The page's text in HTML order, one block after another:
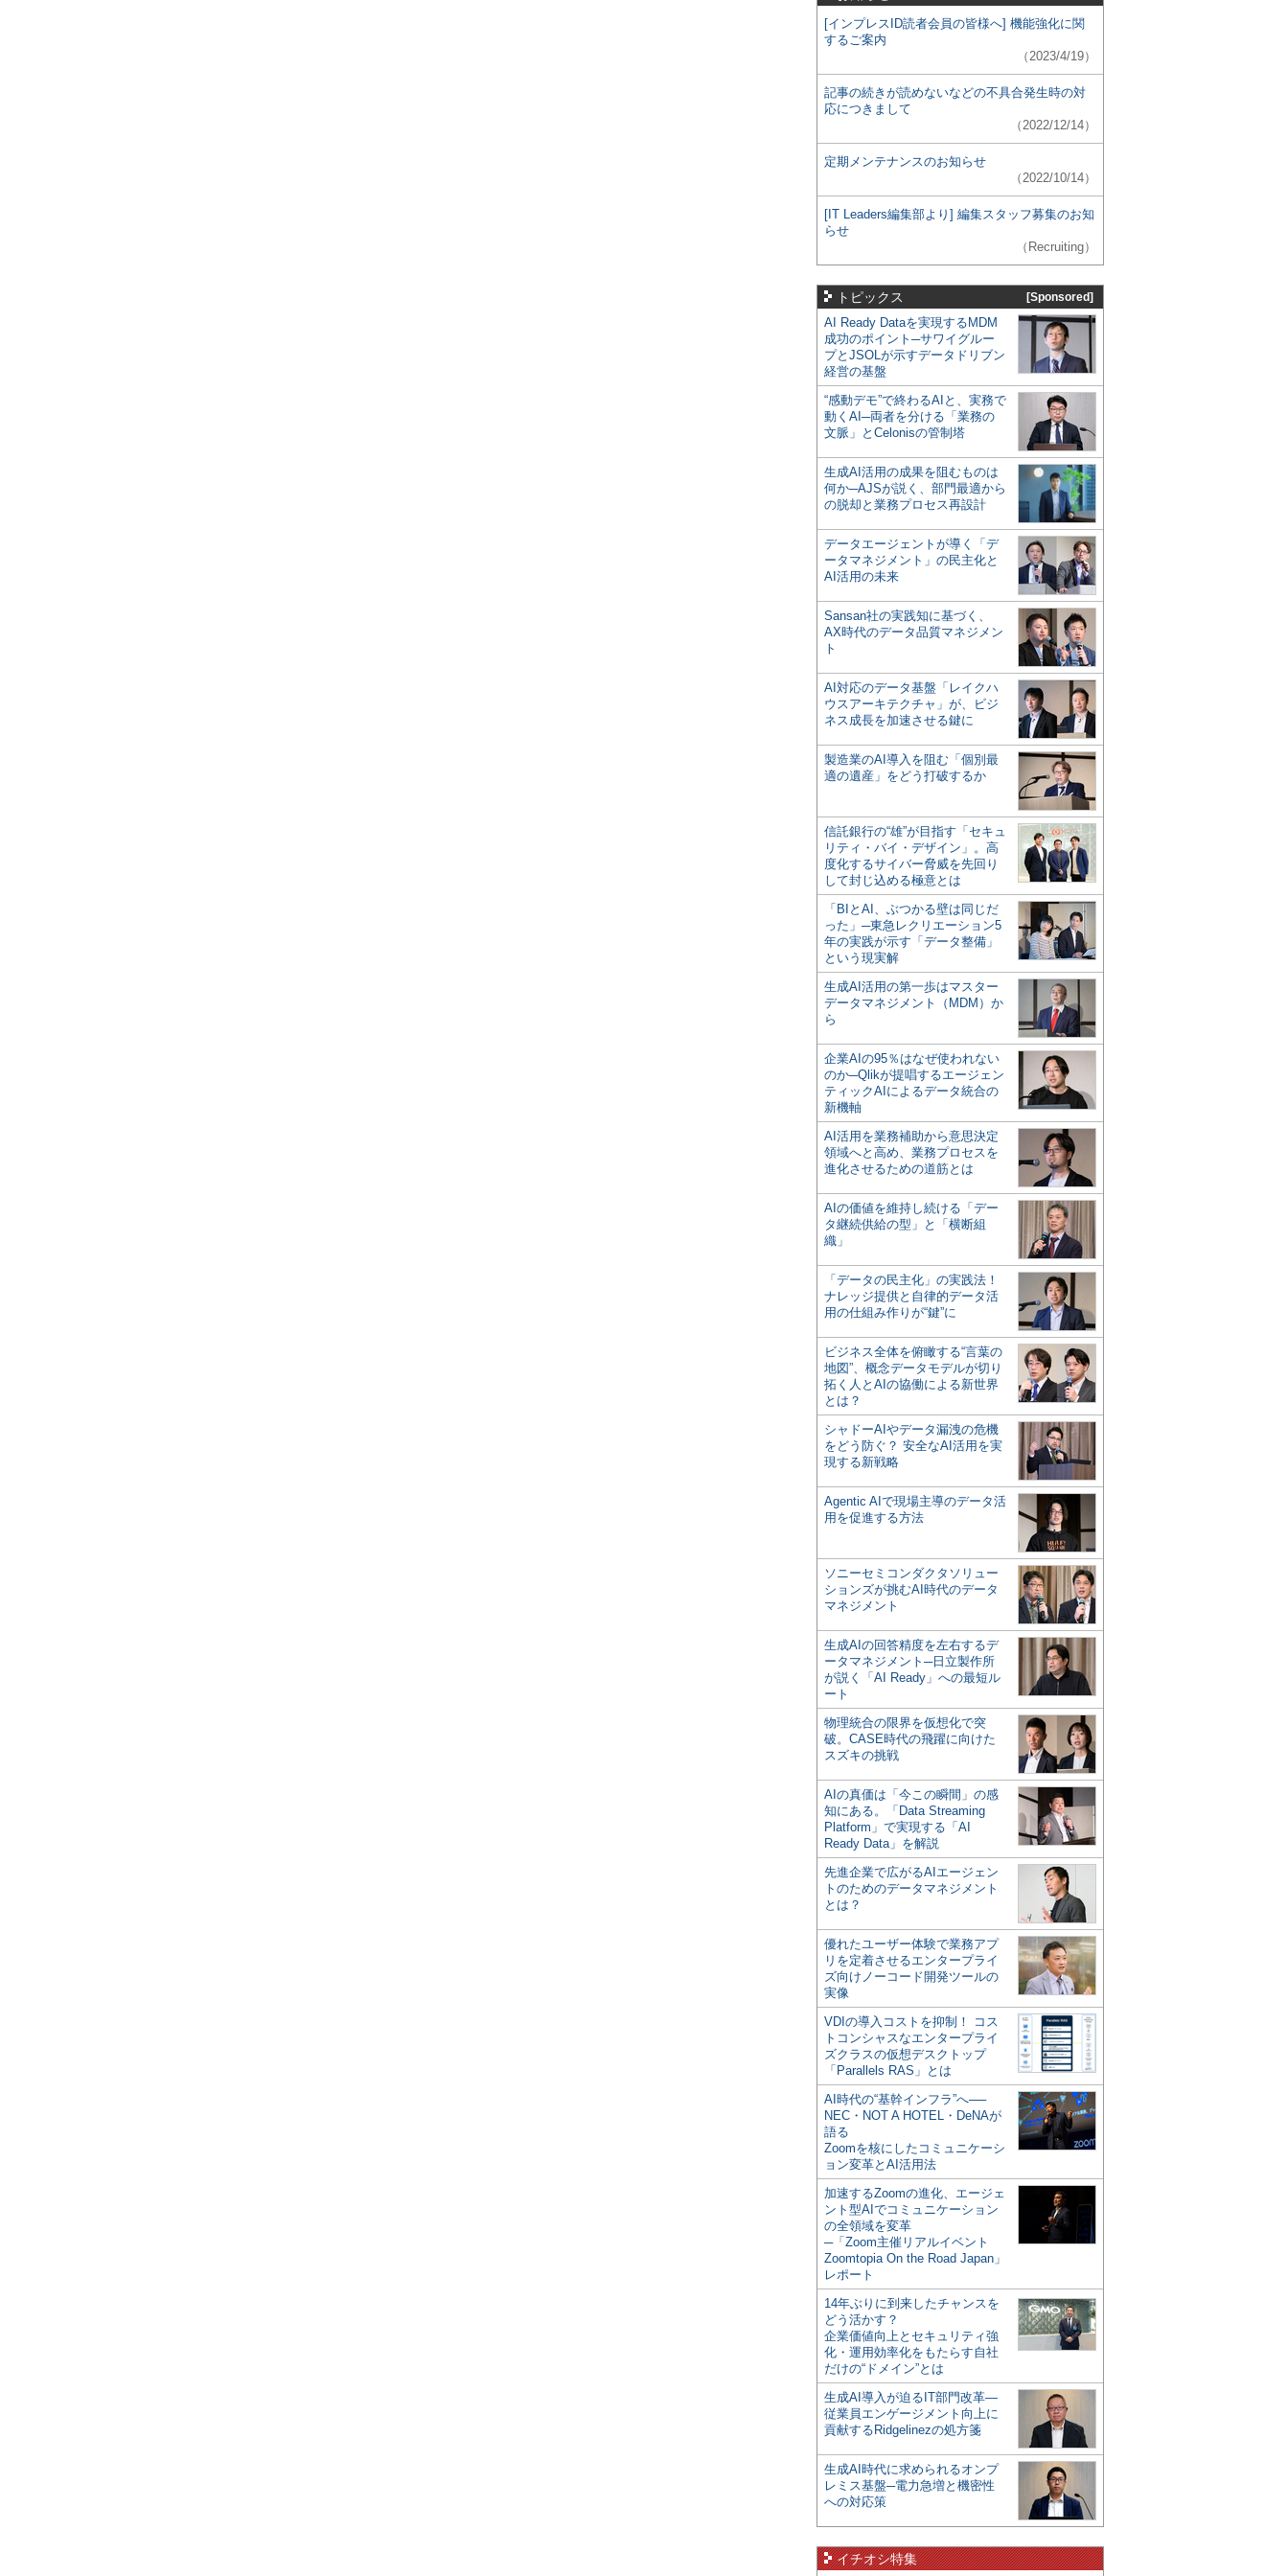
[インプレスID読者会員の皆様へ] 機能強化に関
するご案内
（2023/4/19）
記事の続きが読めないなどの不具合発生時の対
応につきまして
（2022/12/14）
定期メンテナンスのお知らせ
（2022/10/14）
[IT Leaders編集部より] 編集スタッフ募集のお知
らせ
（Recruiting）
トピックス [Sponsored]
AI Ready Dataを実現するMDM
成功のポイント─サワイグルー
プとJSOLが示すデータドリブン
経営の基盤
“感動デモ”で終わるAIと、実務で
動くAI─両者を分ける「業務の
文脈」とCelonisの管制塔
生成AI活用の成果を阻むものは
何か─AJSが説く、部門最適から
の脱却と業務プロセス再設計
データエージェントが導く「デ
ータマネジメント」の民主化と
AI活用の未来
Sansan社の実践知に基づく、
AX時代のデータ品質マネジメン
ト
AI対応のデータ基盤「レイクハ
ウスアーキテクチャ」が、ビジ
ネス成長を加速させる鍵に
製造業のAI導入を阻む「個別最
適の遺産」をどう打破するか
信託銀行の“雄”が目指す「セキュ
リティ・バイ・デザイン」。高
度化するサイバー脅威を先回り
して封じ込める極意とは
「BIとAI、ぶつかる壁は同じだ
った」─東急レクリエーション5
年の実践が示す「データ整備」
という現実解
生成AI活用の第一歩はマスター
データマネジメント（MDM）か
ら
企業AIの95％はなぜ使われない
のか─Qlikが提唱するエージェン
ティックAIによるデータ統合の
新機軸
AI活用を業務補助から意思決定
領域へと高め、業務プロセスを
進化させるための道筋とは
AIの価値を維持し続ける「デー
タ継続供給の型」と「横断組
織」
「データの民主化」の実践法！
ナレッジ提供と自律的データ活
用の仕組み作りが“鍵”に
ビジネス全体を俯瞰する“言葉の
地図”、概念データモデルが切り
拓く人とAIの協働による新世界
とは？
シャドーAIやデータ漏洩の危機
をどう防ぐ？ 安全なAI活用を実
現する新戦略
Agentic AIで現場主導のデータ活
用を促進する方法
ソニーセミコンダクタソリュー
ションズが挑むAI時代のデータ
マネジメント
生成AIの回答精度を左右するデ
ータマネジメント─日立製作所
が説く「AI Ready」への最短ル
ート
物理統合の限界を仮想化で突
破。CASE時代の飛躍に向けた
スズキの挑戦
AIの真価は「今この瞬間」の感
知にある。「Data Streaming
Platform」で実現する「AI
Ready Data」を解説
先進企業で広がるAIエージェン
トのためのデータマネジメント
とは？
優れたユーザー体験で業務アプ
リを定着させるエンタープライ
ズ向けノーコード開発ツールの
実像
VDIの導入コストを抑制！ コス
トコンシャスなエンタープライ
ズクラスの仮想デスクトップ
「Parallels RAS」とは
AI時代の“基幹インフラ”へ──
NEC・NOT A HOTEL・DeNAが
語る
Zoomを核にしたコミュニケーシ
ョン変革とAI活用法
加速するZoomの進化、エージェ
ント型AIでコミュニケーション
の全領域を変革
─「Zoom主催リアルイベント
Zoomtopia On the Road Japan」
レポート
14年ぶりに到来したチャンスを
どう活かす？
企業価値向上とセキュリティ強
化・運用効率化をもたらす自社
だけの“ドメイン”とは
生成AI導入が迫るIT部門改革―
従業員エンゲージメント向上に
貢献するRidgelinezの処方箋
生成AI時代に求められるオンプ
レミス基盤─電力急増と機密性
への対応策
イチオシ特集